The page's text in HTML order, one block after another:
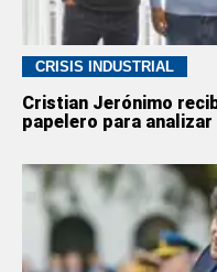
CRISIS INDUSTRIAL
Cristian Jerónimo
papelero para